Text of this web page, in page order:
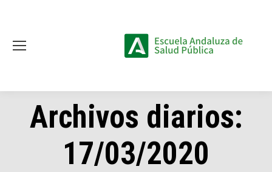
Archivos diarios:
17/03/2020